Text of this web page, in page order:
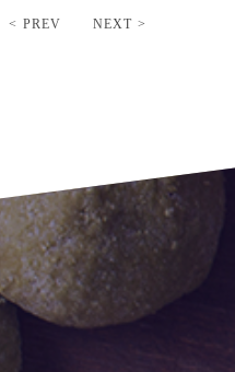
< PREV NEXT >